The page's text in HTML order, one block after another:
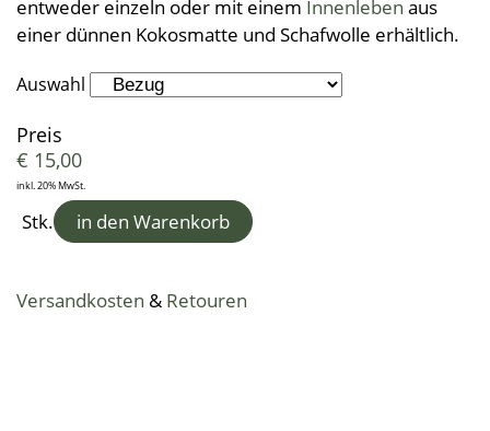
Zudecken, Polster, Unterbetten
Wäsche, Kleidung
Schwangerschaft und Geburt
Lauflernpatscherl
Naturkinderwagen
Startpakete
Entspannungskissen
Duft- & Kräuterkissen
Sitzauflagen
Taschentücher
Schürzen
Handtücher
Duschtücher
Frotteeturban
Saunatücher
Strandtücher
Badevorleger
entweder einzeln oder mit einem Innenleben aus
einer dünnen Kokosmatte und Schafwolle erhältlich.
Auswahl
Preis
€ 15,00
inkl. 20% MwSt.
Stk. in den Warenkorb
Versandkosten & Retouren